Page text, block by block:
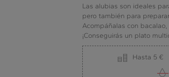
Las alubias son ideales
pero también para
Acompáñalas con
¡Conseguirás un plato
Hasta 5 €